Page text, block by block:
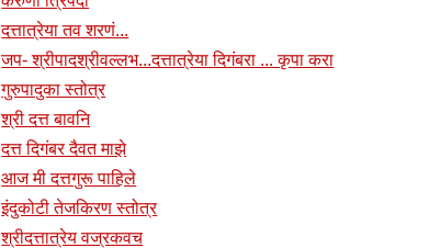
दत्तात्रेया तव शरणं...
जप- श्रीपादश्रीवल्लभ...दत्तात्रेया दिगंबरा ... कृपा करा
गुरुपादुका स्तोत्र
श्री दत्त बावनि
दत्त दिगंबर दैवत माझे
आज मी दत्तगुरू पाहिले
इंदुकोटी तेजकिरण स्तोत्र
श्रीदत्तात्रेय वज्रकवच